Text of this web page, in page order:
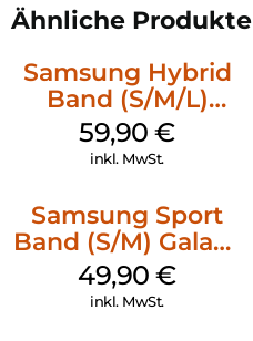
Ähnliche Produkte
Samsung Hybrid
Band (S/M/L)
Galaxy
Watch8/Watch8
59,90€
inkl. MwSt.
Samsung Sport
Band (S/M) Galaxy
Watch8/Watch8
Classic Graphite
49,90€
inkl. MwSt.